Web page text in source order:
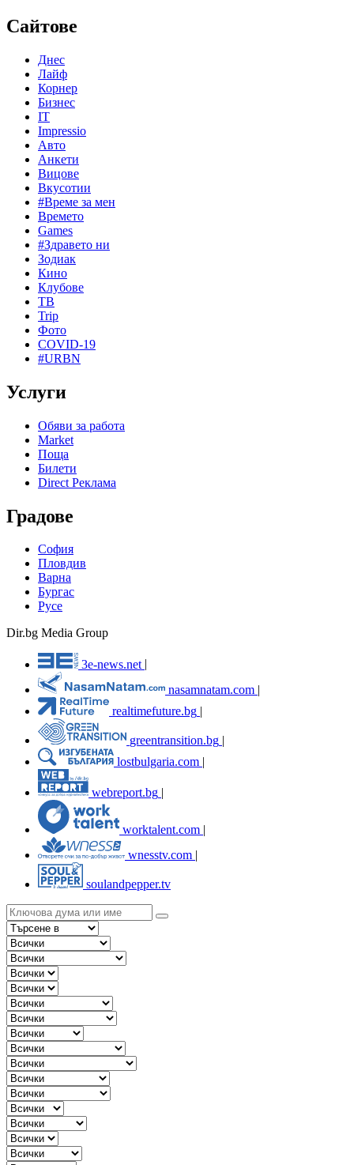
Сайтове
Днес
Лайф
Корнер
Бизнес
IT
Impressio
Авто
Анкети
Вицове
Вкусотии
#Време за мен
Времето
Games
#Здравето ни
Зодиак
Кино
Клубове
ТВ
Trip
Фото
COVID-19
#URBN
Услуги
Обяви за работа
Market
Поща
Билети
Direct Реклама
Градове
София
Пловдив
Варна
Бургас
Русе
Dir.bg Media Group
3e-news.net
nasamnatam.com |
realtimefuture.bg |
greentransition.bg |
lostbulgaria.com |
webreport.bg
worktalent.com |
wnesstv.com |
soulandpepper.tv